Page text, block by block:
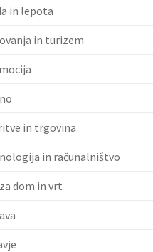
in lepota
in turizem
in trgovina
in računalništvo
dom in vrt